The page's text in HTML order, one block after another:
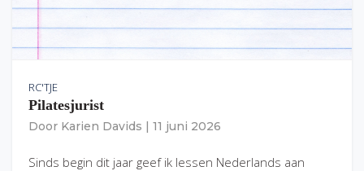
RC'TJE
Pilatesjurist
Door Karien Davids 11 juni 2026
Sinds begin dit jaar geef ik lessen Nederlands aan